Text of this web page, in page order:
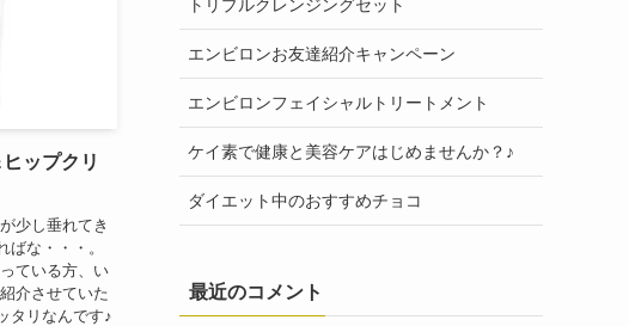
ップクリ
少し垂れてき
ばな・・・。
ている方、い
介させていた
タリなんです♪
トリプルクレンジングセット
エンビロンお友達紹介キャンペーン
エンビロンフェイシャルトリートメント
ケイ素で健康と美容ケアはじめませんか？♪
ダイエット中のおすすめチョコ
最近のコメント